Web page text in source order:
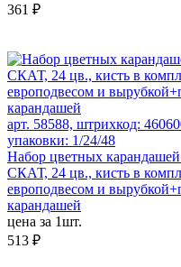
361 ₽
арт. 58588, штрихкод:
упаковки: 1/24/48
Набор цветных
СКАТ, 24 цв., кисть в
европодвесом и
карандашей
цена за 1шт.
513 ₽